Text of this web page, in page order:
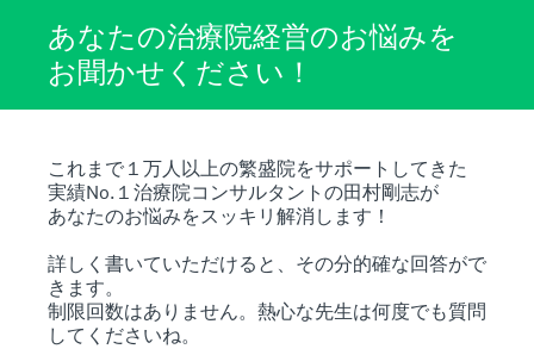
あなたの治療院経営のお悩みを
お聞かせください！
これまで１万人以上の繁盛院をサポートしてきた
実績No.１治療院コンサルタントの田村剛志が
あなたのお悩みをスッキリ解消します！
詳しく書いていただけると、その分的確な回答がで
きます。
制限回数はありません。熱心な先生は何度でも質問
してくださいね。